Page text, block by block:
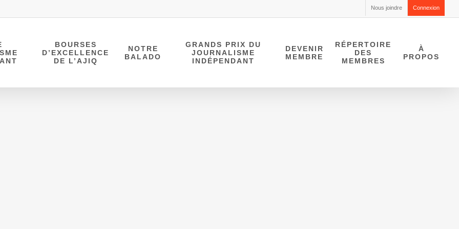
Nous joindre Connexion
BOURSES
D’EXCELLENCE
DE L’AJIQ
NOTRE
BALADO
GRANDS PRIX DU
JOURNALISME
INDÉPENDANT
DEVENIR
MEMBRE
RÉPERTOIRE
DES
MEMBRES
À
PROPOS